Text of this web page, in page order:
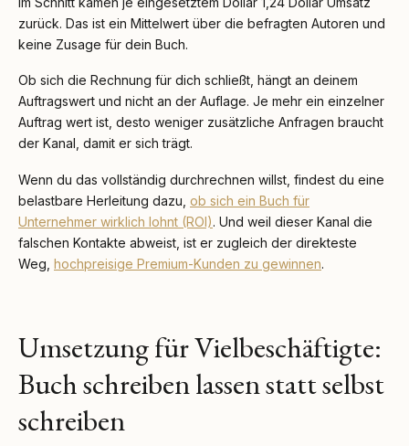
zurück. Das ist ein Mittelwert über die befragten Autoren und
keine Zusage für dein Buch.
Ob sich die Rechnung für dich schließt, hängt an deinem
Auftragswert und nicht an der Auflage. Je mehr ein einzelner
Auftrag wert ist, desto weniger zusätzliche Anfragen braucht
der Kanal, damit er sich trägt.
Wenn du das vollständig durchrechnen willst, findest du eine
belastbare Herleitung dazu, ob sich ein Buch für
Unternehmer wirklich lohnt (ROI). Und weil dieser Kanal die
falschen Kontakte abweist, ist er zugleich der direkteste
Weg, hochpreisige Premium-Kunden zu gewinnen.
Umsetzung für Vielbeschäftigte:
Buch schreiben lassen statt selbst
schreiben